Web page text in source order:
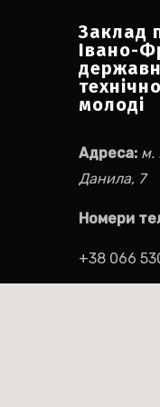
Заклад
Івано-
молоді
Адреса: м.
Данила, 7
Номери
+38 066